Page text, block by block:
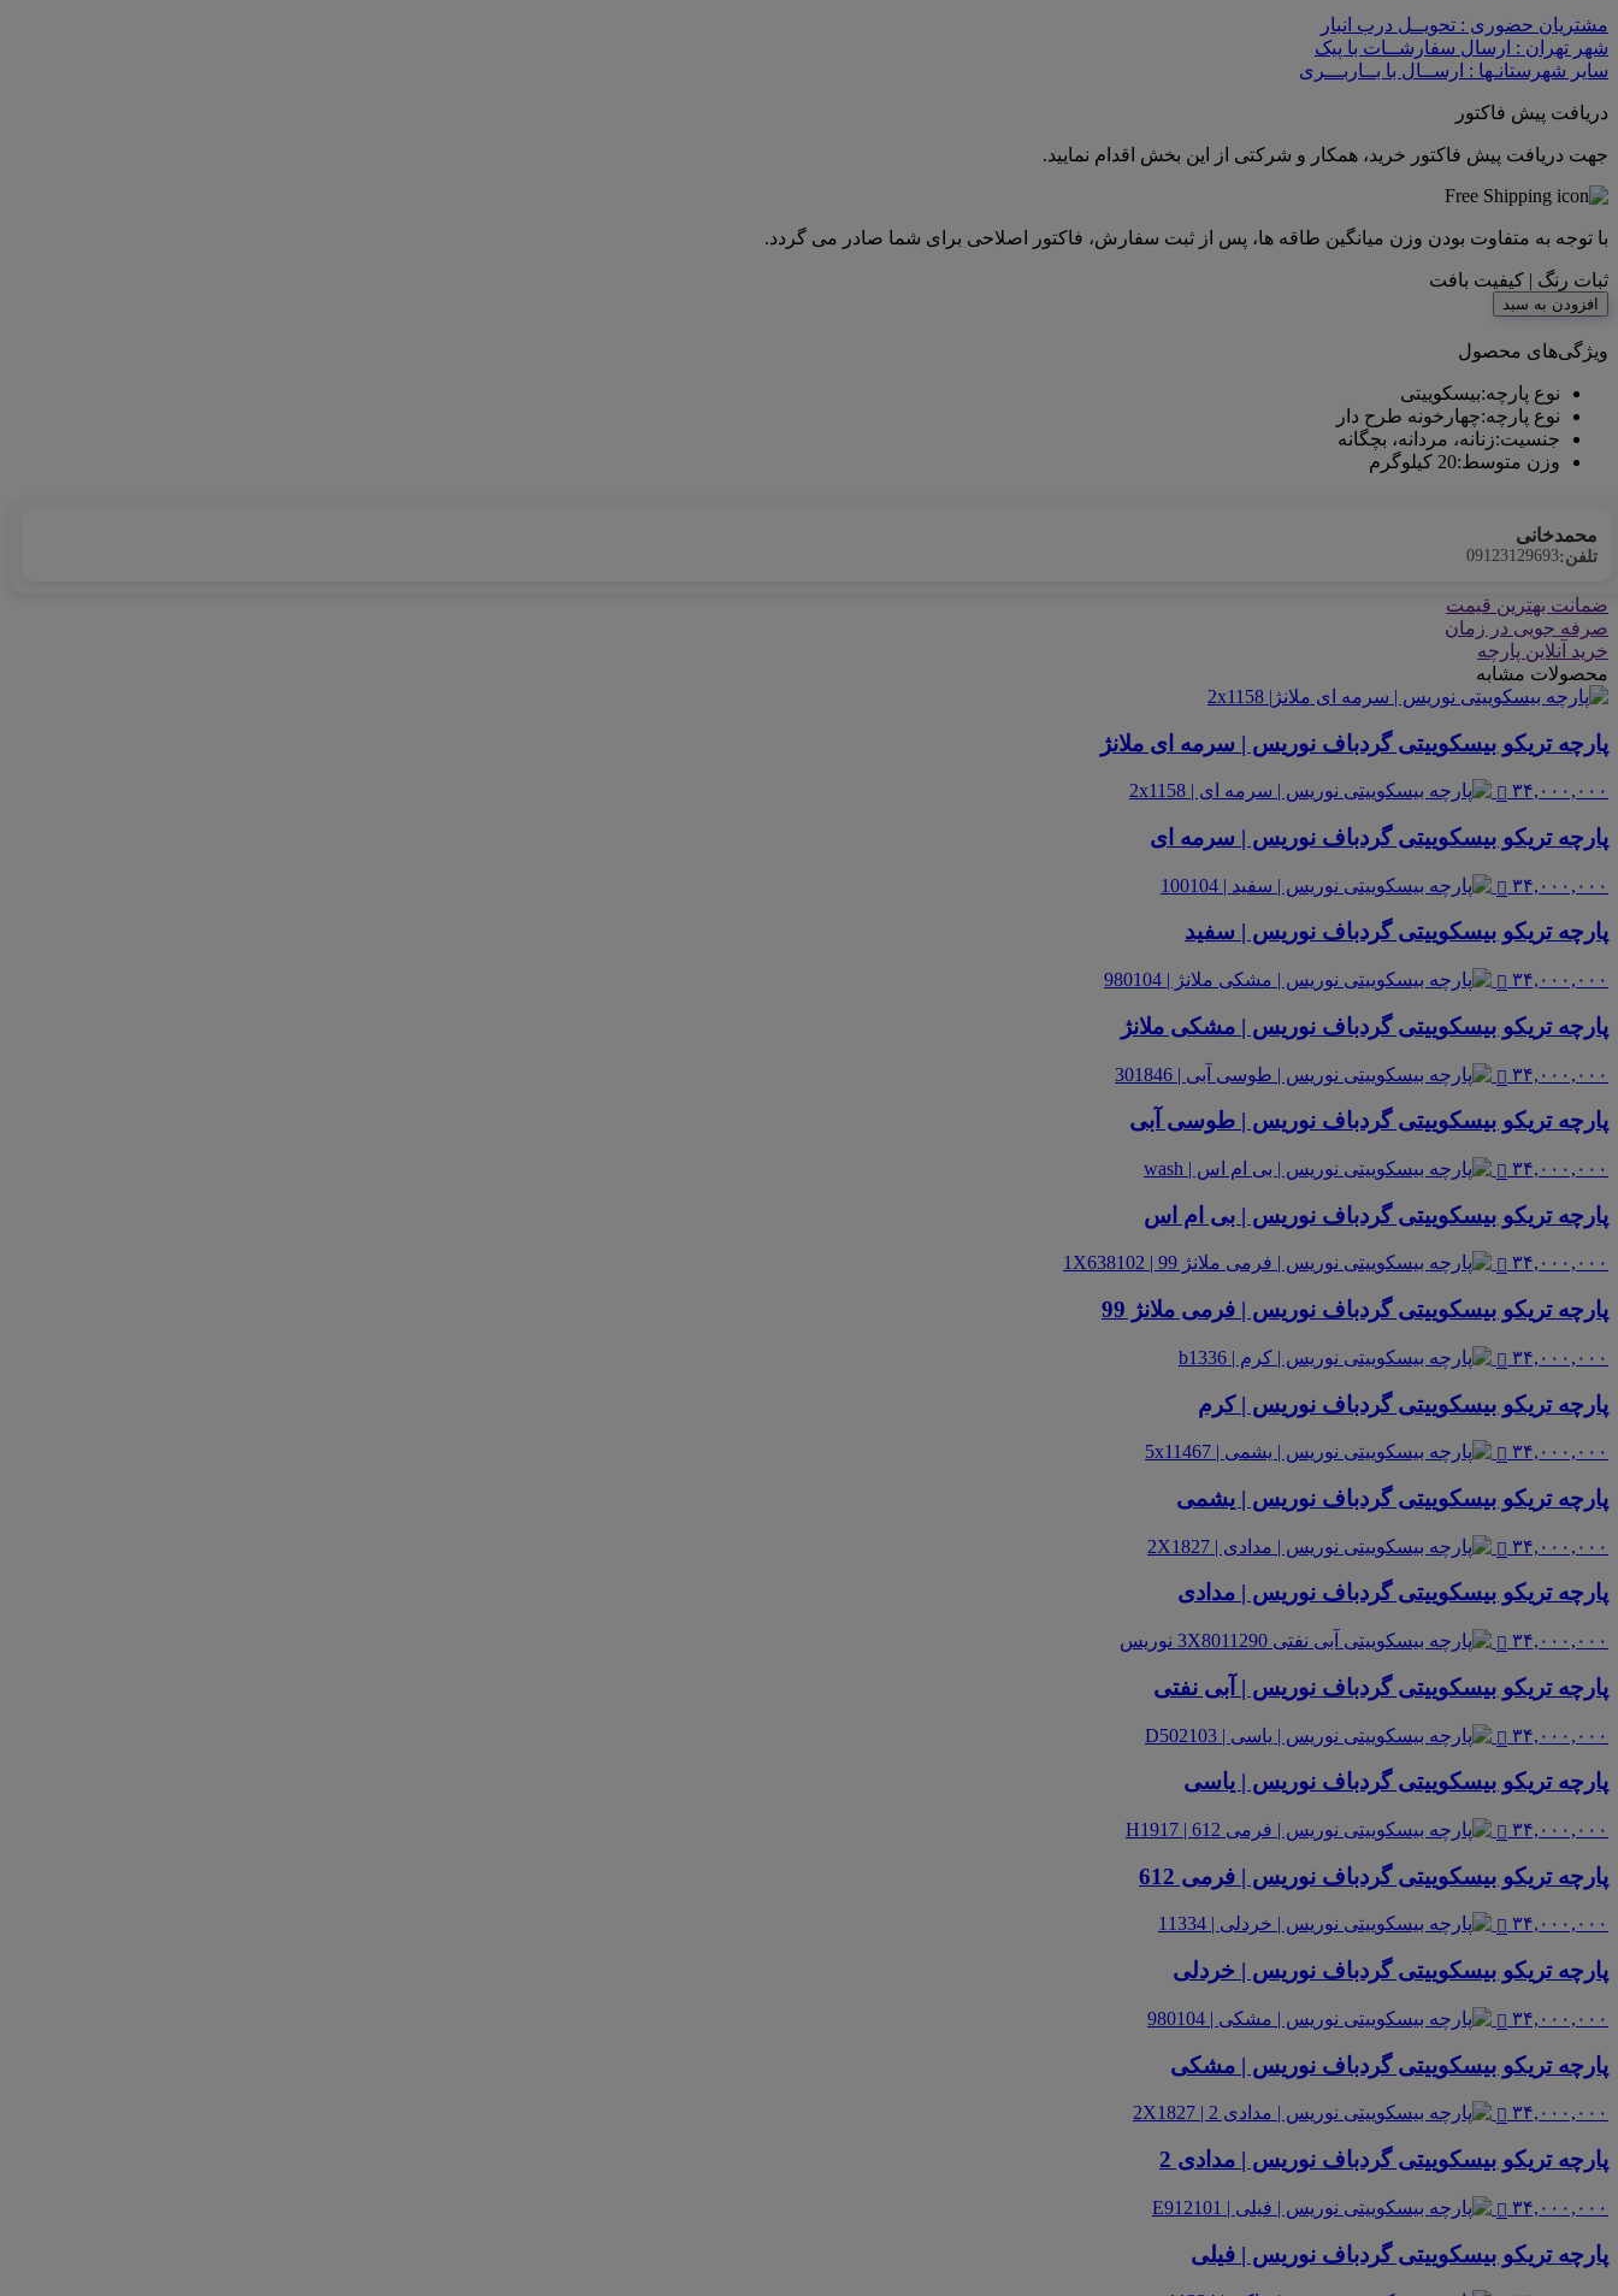
مشتریان حضوری : تحویــل درب انبار
شهر تهران : ارسال سفارشــات با پیک
سایر شهرستانـها : ارســال با بــاربـــری
دریافت پیش فاکتور
جهت دریافت پیش فاکتور خرید، همکار و شرکتی از این بخش اقدام نمایید.
با توجه به متفاوت بودن وزن میانگین طاقه ها، پس از ثبت سفارش، فاکتور اصلاحی برای شما صادر می گردد.
ثبات رنگ | کیفیت بافت
افزودن به سبد
ویژگی‌های محصول
نوع پارچه:بیسکوییتی
نوع پارچه:چهارخونه طرح دار
جنسیت:زنانه، مردانه، بچگانه
وزن متوسط:20 کیلوگرم
محمدخانی
تلفن:09123129693
ضمانت بهترین قیمت
صرفه جویی در زمان
خرید آنلاین پارچه
محصولات مشابه
پارچه تریکو بیسکوییتی گردباف نوریس | سرمه ای ملانژ
۳۴,۰۰۰,۰۰۰
پارچه تریکو بیسکوییتی گردباف نوریس | سرمه ای
۳۴,۰۰۰,۰۰۰
پارچه تریکو بیسکوییتی گردباف نوریس | سفید
۳۴,۰۰۰,۰۰۰
پارچه تریکو بیسکوییتی گردباف نوریس | مشکی ملانژ
۳۴,۰۰۰,۰۰۰
پارچه تریکو بیسکوییتی گردباف نوریس | طوسی آبی
۳۴,۰۰۰,۰۰۰
پارچه تریکو بیسکوییتی گردباف نوریس | بی ام اس
۳۴,۰۰۰,۰۰۰
پارچه تریکو بیسکوییتی گردباف نوریس | فرمی ملانژ 99
۳۴,۰۰۰,۰۰۰
پارچه تریکو بیسکوییتی گردباف نوریس | کرم
۳۴,۰۰۰,۰۰۰
پارچه تریکو بیسکوییتی گردباف نوریس | یشمی
۳۴,۰۰۰,۰۰۰
پارچه تریکو بیسکوییتی گردباف نوریس | مدادی
۳۴,۰۰۰,۰۰۰
پارچه تریکو بیسکوییتی گردباف نوریس | آبی نفتی
۳۴,۰۰۰,۰۰۰
پارچه تریکو بیسکوییتی گردباف نوریس | یاسی
۳۴,۰۰۰,۰۰۰
پارچه تریکو بیسکوییتی گردباف نوریس | فرمی 612
۳۴,۰۰۰,۰۰۰
پارچه تریکو بیسکوییتی گردباف نوریس | خردلی
۳۴,۰۰۰,۰۰۰
پارچه تریکو بیسکوییتی گردباف نوریس | مشکی
۳۴,۰۰۰,۰۰۰
پارچه تریکو بیسکوییتی گردباف نوریس | مدادی 2
۳۴,۰۰۰,۰۰۰
پارچه تریکو بیسکوییتی گردباف نوریس | فیلی